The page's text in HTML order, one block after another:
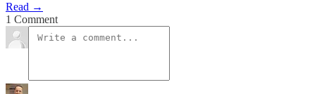
Read →
1 Comment